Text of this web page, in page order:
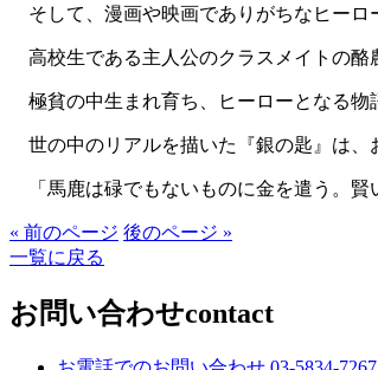
そして、漫画や映画でありがちなヒーロ
高校生である主人公のクラスメイトの酪
極貧の中生まれ育ち、ヒーローとなる物
世の中のリアルを描いた『銀の匙』は、
「馬鹿は碌でもないものに金を遣う。賢
« 前のページ 後のページ »
一覧に戻る
お問い合わせcontact